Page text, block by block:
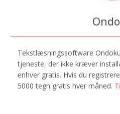
Tekstlæsningssoftware
tjeneste, der ikke kræver
enhver gratis. Hvis du
5000 tegn gratis hver måned.